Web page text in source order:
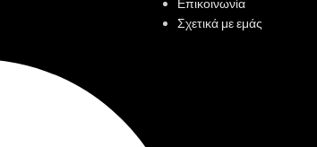
Επικοινωνία
Σχετικά με εμάς